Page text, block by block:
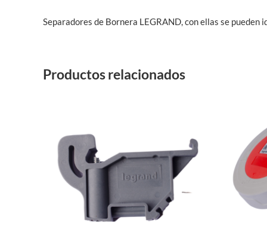
Separadores de Bornera LEGRAND, con ellas se
Productos relacionados